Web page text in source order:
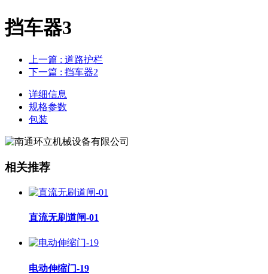
挡车器3
上一篇 : 道路护栏
下一篇 : 挡车器2
详细信息
规格参数
包装
相关推荐
直流无刷道闸-01
电动伸缩门-19